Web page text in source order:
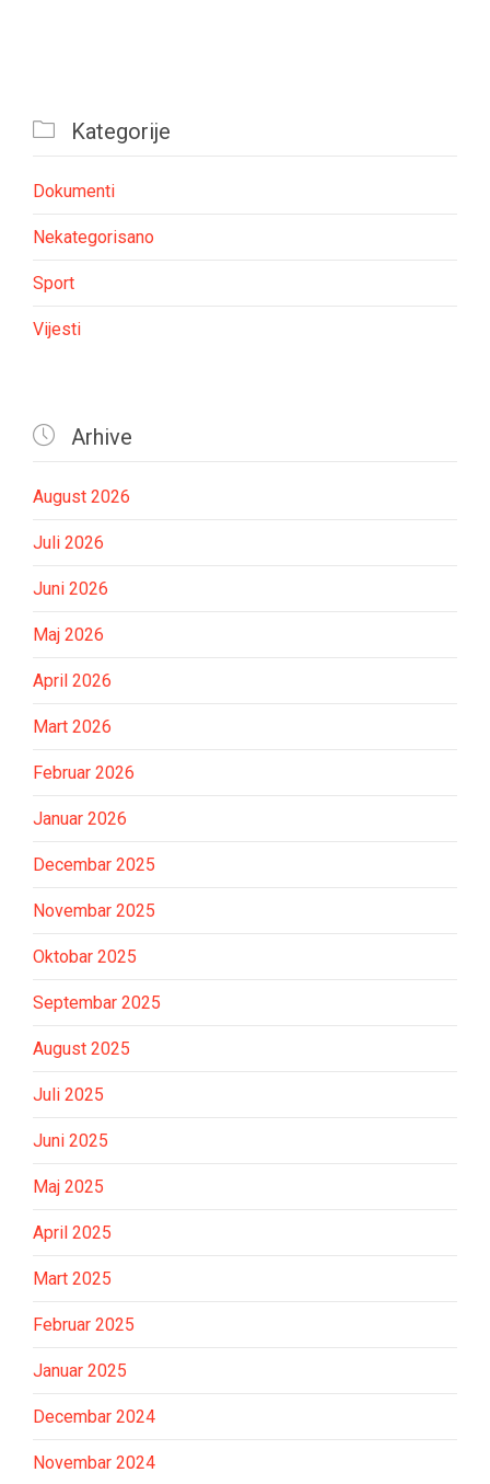
 Kategorije
Dokumenti
Nekategorisano
Sport
Vijesti
 Arhive
August 2026
Juli 2026
Juni 2026
Maj 2026
April 2026
Mart 2026
Februar 2026
Januar 2026
Decembar 2025
Novembar 2025
Oktobar 2025
Septembar 2025
August 2025
Juli 2025
Juni 2025
Maj 2025
April 2025
Mart 2025
Februar 2025
Januar 2025
Decembar 2024
Novembar 2024